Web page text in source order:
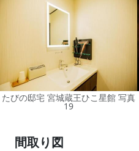
たびの邸宅 宮城蔵王ひこ星館 写真
19
間取り図